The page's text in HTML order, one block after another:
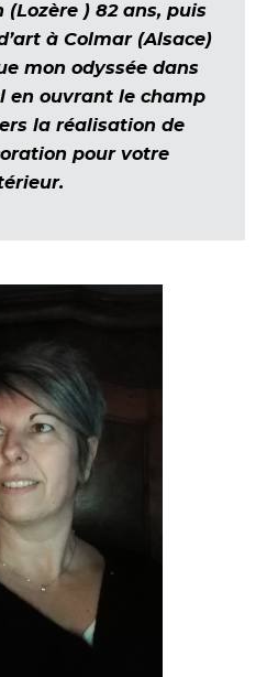
(Lozère ) 82 ans, puis
à Colmar (Alsace)
mon odyssée dans
en ouvrant le champ
la réalisation de
pour votre